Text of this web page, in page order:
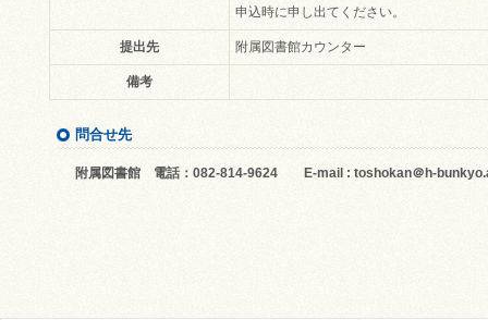
申込時に申し出てください。
提出先 附属図書館カウンター
備考
問合せ先
附属図書館 電話：082-814-9624 E-mail : toshokan＠h-